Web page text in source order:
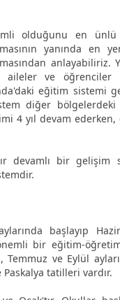
olduğunu en ünlü
yanında en
anlayabiliriz.
ve öğrenciler
eğitim sistemi
diğer bölgelerdeki
4 yıl devam
devamlı bir gelişim
başlayıp
bir eğitim-
Temmuz ve Eylül
tatilleri vardır.